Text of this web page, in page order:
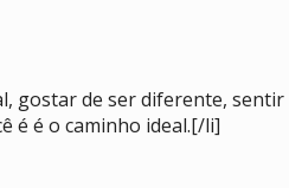
gostar de ser diferente,
é é o caminho ideal.[/li]